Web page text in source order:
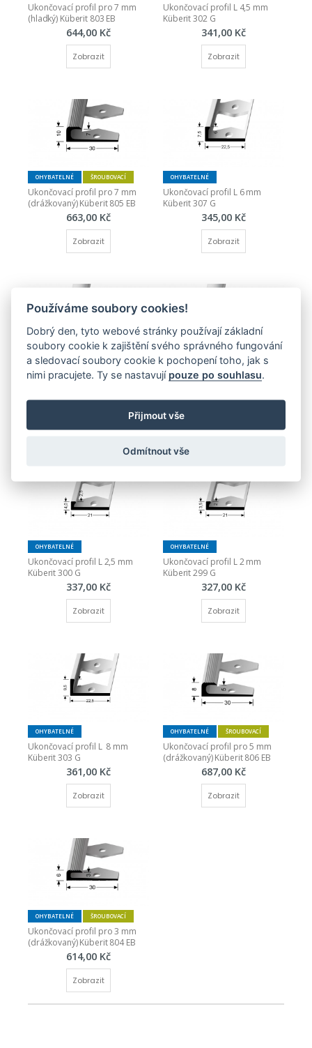
Ukončovací profil pro 7 mm
(hladký) Küberit 803 EB
644,00 Kč
Zobrazit
Ukončovací profil L 4,5 mm
Küberit 302 G
341,00 Kč
Zobrazit
OHYBATELNÉ ŠROUBOVACÍ
Ukončovací profil pro 7 mm
(drážkovaný) Küberit 805 EB
663,00 Kč
Zobrazit
OHYBATELNÉ
Ukončovací profil L 6 mm
Küberit 307 G
345,00 Kč
Zobrazit
OHYBATELNÉ ŠROUBOVACÍ
Ukončovací profil pro 3 mm
614,00 Kč
OHYBATELNÉ ŠROUBOVACÍ
Ukončovací profil pro 5 mm
628,00 Kč
OHYBATELNÉ
Ukončovací profil L 2,5 mm
Küberit 300 G
337,00 Kč
Zobrazit
OHYBATELNÉ
Ukončovací profil L 2 mm
Küberit 299 G
327,00 Kč
Zobrazit
OHYBATELNÉ
Ukončovací profil L  8 mm
Küberit 303 G
361,00 Kč
Zobrazit
OHYBATELNÉ ŠROUBOVACÍ
Ukončovací profil pro 5 mm
(drážkovaný) Küberit 806 EB
687,00 Kč
Zobrazit
OHYBATELNÉ ŠROUBOVACÍ
Ukončovací profil pro 3 mm
(drážkovaný) Küberit 804 EB
614,00 Kč
Zobrazit
Používáme soubory cookies!
Dobrý den, tyto webové stránky používají základní
soubory cookie k zajištění svého správného fungování
a sledovací soubory cookie k pochopení toho, jak s
nimi pracujete. Ty se nastavují pouze po souhlasu.
Přijmout vše
Odmítnout vše